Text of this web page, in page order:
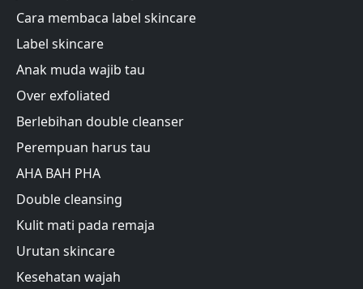
Cara membaca label skincare
Label skincare
Anak muda wajib tau
Over exfoliated
Berlebihan double cleanser
Perempuan harus tau
AHA BAH PHA
Double cleansing
Kulit mati pada remaja
Urutan skincare
Kesehatan wajah